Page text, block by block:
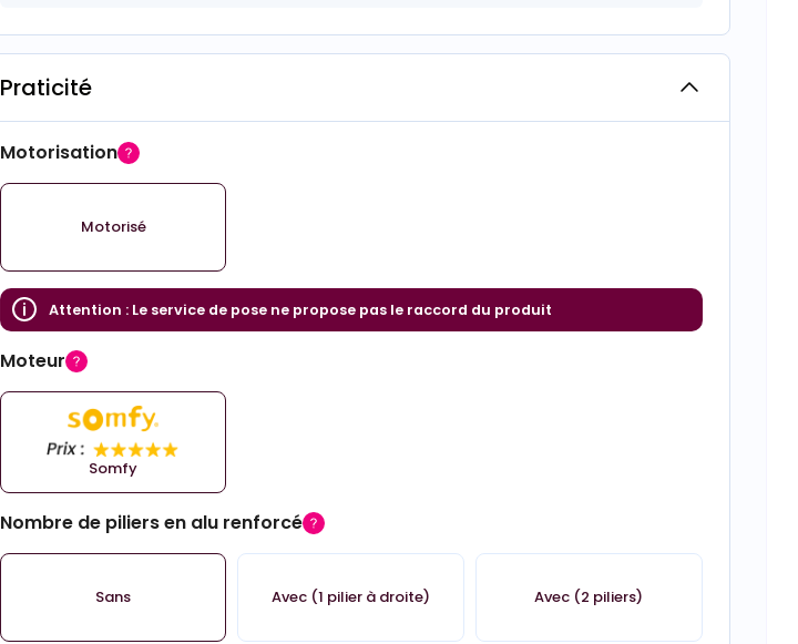
Praticité
Motorisation
Motorisé
Attention : Le service de pose ne propose pas le raccord du produit
Moteur
Somfy
Nombre de piliers en alu renforcé
Sans Avec (1 pilier à droite) Avec (2 piliers)